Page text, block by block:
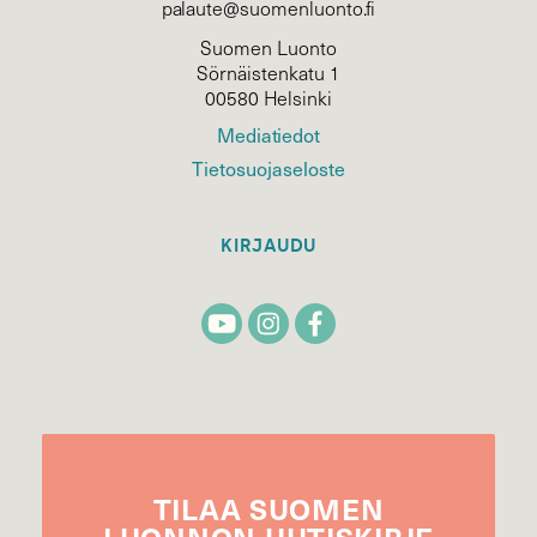
palaute@suomenluonto.fi
Suomen Luonto
Sörnäistenkatu 1
00580 Helsinki
Mediatiedot
Tietosuojaseloste
KIRJAUDU
TILAA SUOMEN